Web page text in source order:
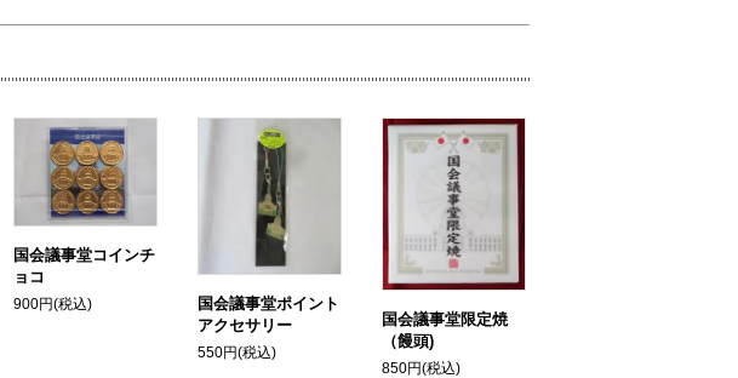
国会議事堂コインチ
ョコ
900円(税込)
国会議事堂ポイント
アクセサリー
550円(税込)
国会議事堂限定焼
（饅頭)
850円(税込)